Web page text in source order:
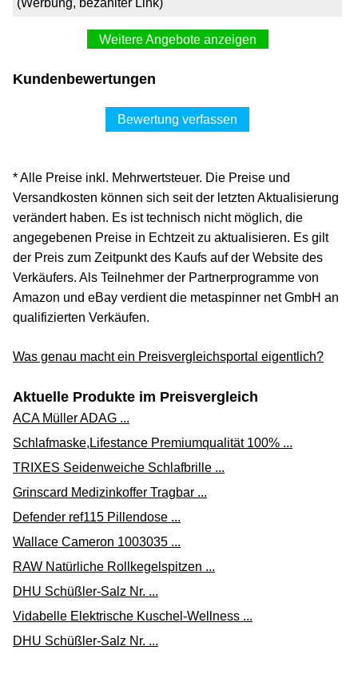
(Werbung, bezahlter Link)
Weitere Angebote anzeigen
Versand ab 5,99 €
Zum Shop
(Werbung, bezahlter Link)
WUNDmed® 6 Fingerlinge + 6 Pflaster
2,49 €*
Versand ab 4,90 €
sanismart
(Werbung, bezahlter Link)
FINGERLING 6x+Pflaster 6x 1 ST
Versand ab 0,00 €
abis-pharma über ebay.de
(Werbung, bezahlter Link)
FINGERLING 6x+Pflaster 6x 1 ST
7,86 €*
Versand ab 0,00 €
gebrauchs-info über ebay.de
Kundenbewertungen
Bewertung verfassen
* Alle Preise inkl. Mehrwertsteuer. Die Preise und
Versandkosten können sich seit der letzten Aktualisierung
verändert haben. Es ist technisch nicht möglich, die
angegebenen Preise in Echtzeit zu aktualisieren. Es gilt
der Preis zum Zeitpunkt des Kaufs auf der Website des
Verkäufers. Als Teilnehmer der Partnerprogramme von
Amazon und eBay verdient die metaspinner net GmbH an
qualifizierten Verkäufen.
Was genau macht ein Preisvergleichsportal eigentlich?
Aktuelle Produkte im Preisvergleich
ACA Müller ADAG ...
Schlafmaske,Lifestance Premiumqualität 100% ...
TRIXES Seidenweiche Schlafbrille ...
Grinscard Medizinkoffer Tragbar ...
Defender ref115 Pillendose ...
Wallace Cameron 1003035 ...
RAW Natürliche Rollkegelspitzen ...
DHU Schüßler-Salz Nr. ...
Vidabelle Elektrische Kuschel-Wellness ...
DHU Schüßler-Salz Nr. ...